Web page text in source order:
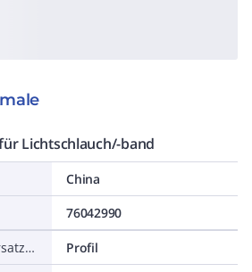
Lichtschlauch/-band
China
76042990
Art des Zubehörs/Ersatzteils
Profil